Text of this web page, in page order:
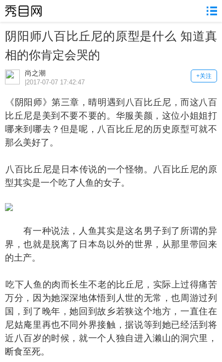
阴阳师八百比丘尼的原型是什么 知道真
相的你肯定会哭的
尚之潮 +关注
|2017-07-07 17:42:47
阳师》第三章，晴明遇到八百比丘尼，而这八百
比丘尼是美到不要不要的。华服美颜，这位小姐姐打
哪来到哪去？但是呢，八百比丘尼的历史原型可就不
那么美好了。
比丘尼是日本传说的一个怪物。八百比丘尼的原
型其实是一个吃了人鱼的女子。
有一种说法，人鱼其实是这名男子到了所谓的异
界，也就是脱离了日本岛以外的世界，从那里带回来
的土产。
人鱼的肉而长生不老的比丘尼，实际上过得痛苦
万分，因为她深深地体悟到人世的无常，也周游过列
国，到了晚年，她回到故乡若狭这个地方，一直住在
尼姑庵里再也不同外界接触，据说等到她已经活到将
近八百岁的时候，就一个人独自进入濑山的洞穴里，
断食至死。